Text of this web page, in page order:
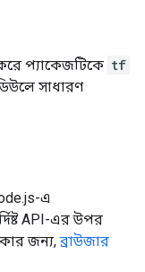
প্যাকেজটিকে tf
সাধারণ
এ
API-এর উপর
জন্য,ব্রাউজার